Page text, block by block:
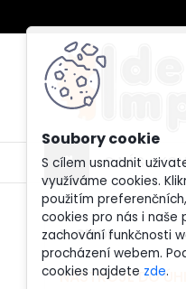
S cílem usnadnit
využíváme cookies.
použitím
cookies pro nás i naše
zachování funkčnosti
procházení webem.
cookies najdete zde.
O NÁS
E-SHOP
NÁSTROJE DO